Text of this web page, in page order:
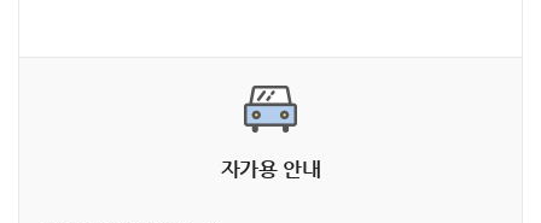
자가용 안내